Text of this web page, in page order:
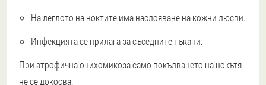
На леглото на ноктите има наслояване на кожни люспи.
Инфекцията се прилага за съседните тъкани.
При атрофична онихомикоза само покълването на нокътя
не се докосва.